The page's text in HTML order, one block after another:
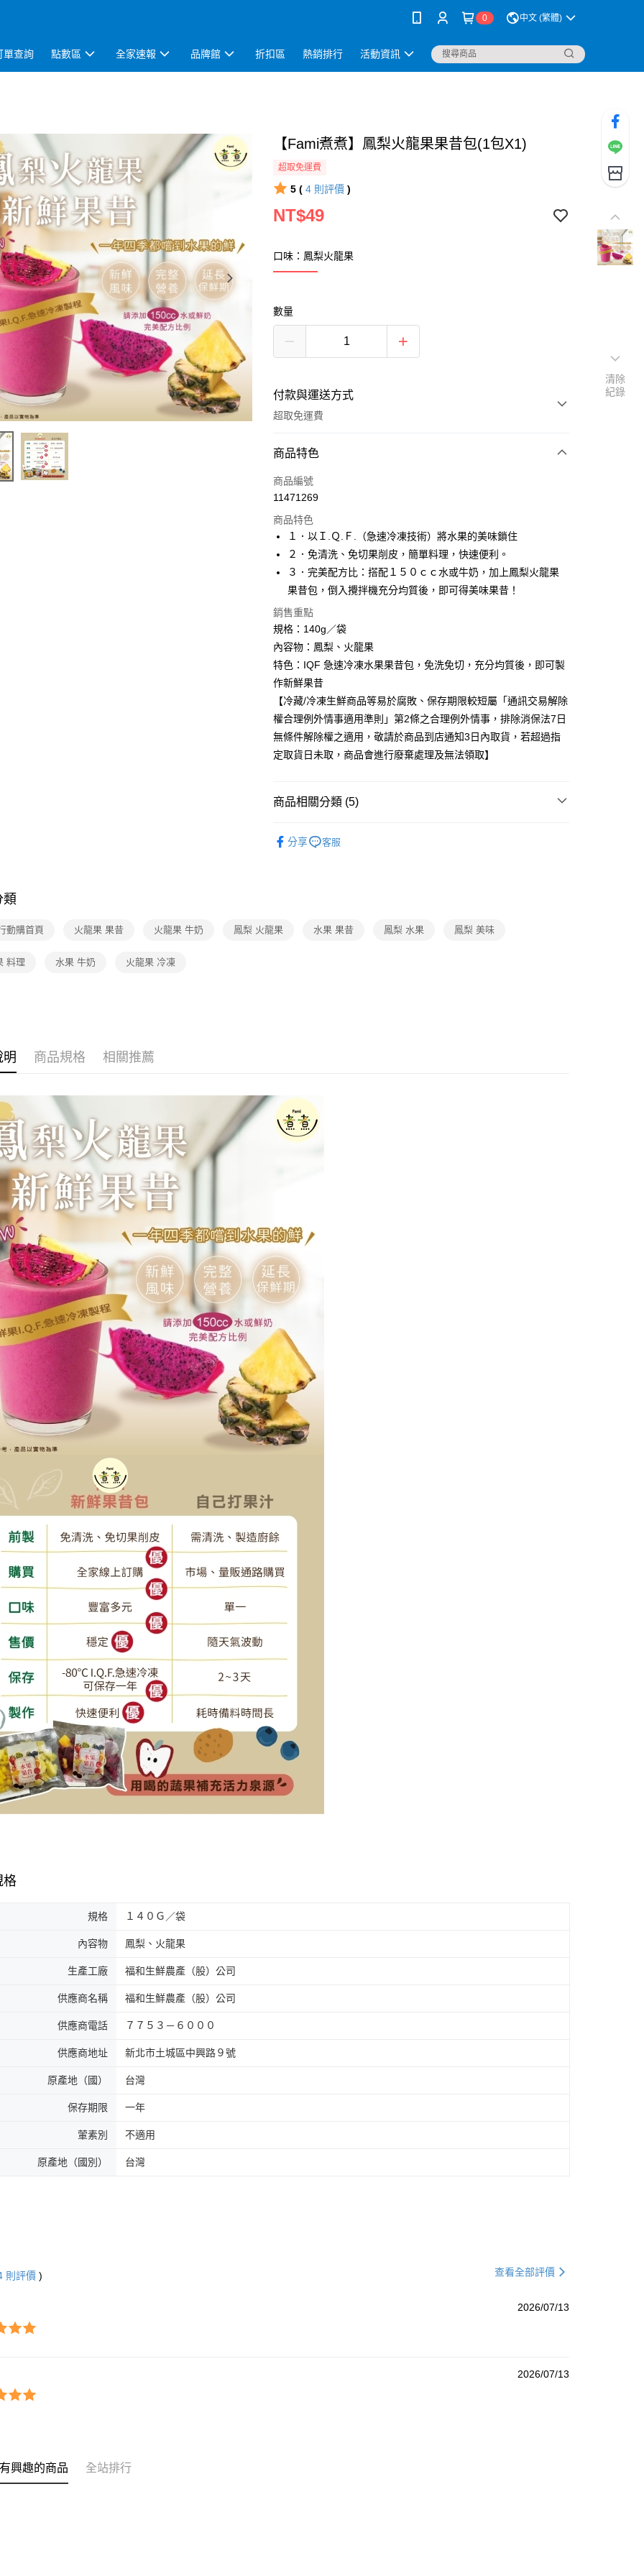
0 中文 (繁體)
單查詢 點數區 全家速報 品牌館 折扣區 熱銷排行 活動資訊
【Fami煮煮】鳳梨火龍果果昔包(1包X1)
超取免運費
5 ( 4 則評價 )
NT$49
口味：鳳梨火龍果
數量
付款與運送方式
超取免運費
付款方式
全家線上支付
運送方式
冷凍-全家取貨付款
免運費
冷凍-付款後全家取貨
免運費
商品特色
商品編號
11471269
商品特色
１．以Ｉ.Ｑ.Ｆ.（急速冷凍技術）將水果的美味鎖住
２．免清洗、免切果削皮，簡單料理，快速便利。
３．完美配方比：搭配１５０ｃｃ水或牛奶，加上鳳梨火龍果
果昔包，倒入攪拌機充分均質後，即可得美味果昔！
銷售重點
規格：140g／袋
內容物：鳳梨、火龍果
特色：IQF 急速冷凍水果果昔包，免洗免切，充分均質後，即可製
作新鮮果昔
【冷藏/冷凍生鮮商品等易於腐敗、保存期限較短屬「通訊交易解除
權合理例外情事適用準則」第2條之合理例外情事，排除消保法7日
無條件解除權之適用，敬請於商品到店通知3日內取貨，若超過指
定取貨日未取，商品會進行廢棄處理及無法領取】
商品相關分類 (5)
分享 客服
類
動購首頁 火龍果 果昔 火龍果 牛奶 鳳梨 火龍果 水果 果昔 鳳梨 水果 鳳梨 美味
料理 水果 牛奶 火龍果 冷凍
明 商品規格 相關推薦
格
規格 １４０Ｇ／袋
內容物 鳳梨、火龍果
生產工廠 福和生鮮農產（股）公司
供應商名稱 福和生鮮農產（股）公司
供應商電話 ７７５３－６０００
供應商地址 新北市土城區中興路９號
原產地（國） 台灣
保存期限 一年
葷素別 不適用
原產地（國別） 台灣
則評價 ) 查看全部評價
2026/07/13
2026/07/13
興趣的商品 全站排行
清除
紀錄